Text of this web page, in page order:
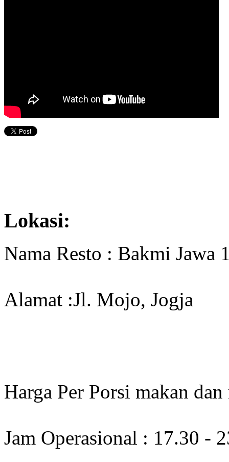
Lokasi:
Nama Resto : Bakmi Jawa
Alamat :Jl. Mojo, Jogja
Harga Per Porsi makan
Jam Operasional : 17.30 -